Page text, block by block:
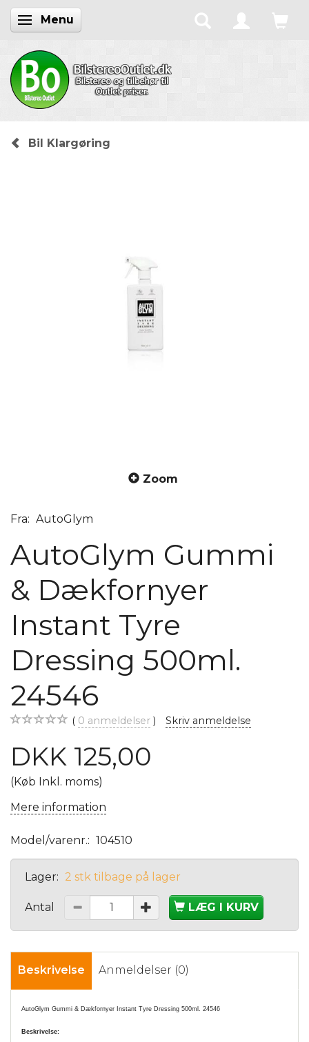
Skifte navigation
Menu
Bil Klargøring
Zoom
Fra: AutoGlym
AutoGlym Gummi
& Dækfornyer
Instant Tyre
Dressing 500ml.
24546
0 anmeldelser Skriv anmeldelse
DKK 125,00
(Køb Inkl. moms)
Mere information
Model/varenr.: 104510
Lager: 2 stk tilbage på lager
Antal LÆG I KURV
Beskrivelse Anmeldelser (0)
AutoGlym Gummi & Dækfornyer Instant Tyre Dressing 500ml. 24546
Beskrivelse: